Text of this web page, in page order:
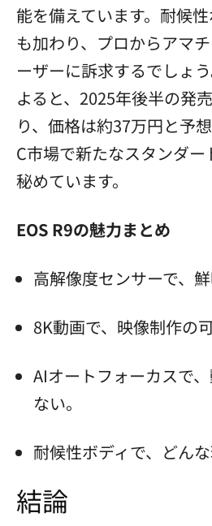
能を備えています。耐候
も加わり、プロからアマ
ーザーに訴求するでしょ
よると、2025年後半の発
り、価格は約37万円と予
C市場で新たなスタンダ
秘めています。
EOS R9の魅力まとめ
高解像度センサーで、
8K動画で、映像制作の
AIオートフォーカスで
ない。
耐候性ボディで、どんな
結論